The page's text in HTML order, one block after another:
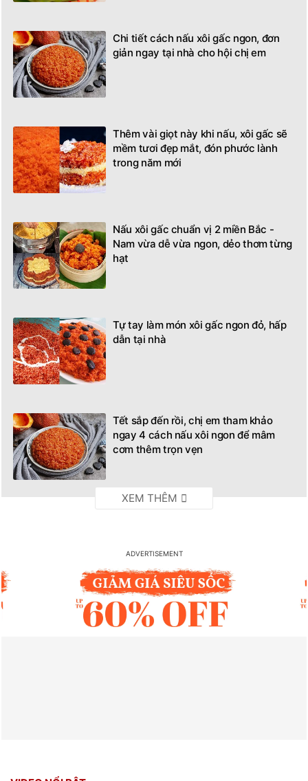
Chi tiết cách nấu xôi gấc ngon, đơn
giản ngay tại nhà cho hội chị em
Thêm vài giọt này khi nấu, xôi gấc sẽ
mềm tươi đẹp mắt, đón phước lành
trong năm mới
Nấu xôi gấc chuẩn vị 2 miền Bắc -
Nam vừa dễ vừa ngon, dẻo thơm từng
hạt
Tự tay làm món xôi gấc ngon đỏ, hấp
dẫn tại nhà
Tết sắp đến rồi, chị em tham khảo
ngay 4 cách nấu xôi ngon để mâm
cơm thêm trọn vẹn